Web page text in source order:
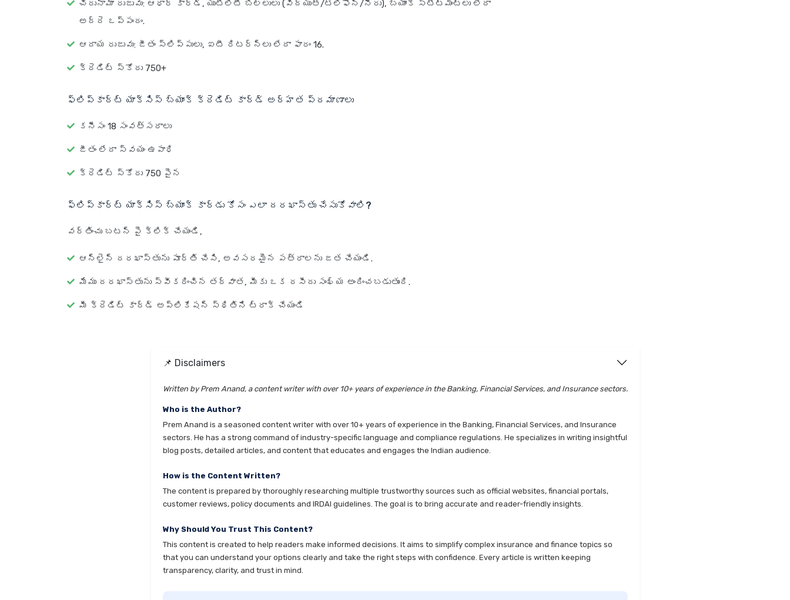
చిరునామా రుజువు: ఆధార్ కార్డ్, యుటిలిటీ బిల్లులు (విద్యుత్/టెలిఫోన్/నీరు), బ్యాంక్ స్టేట్‌మెంట్‌లు లేదా
అద్దె ఒప్పందం.
ఆదాయ రుజువు: జీతం స్లిప్పులు, ఐటీ రిటర్న్‌లు లేదా ఫారం 16.
క్రెడిట్ స్కోరు 750+
ఫ్లిప్‌కార్ట్ యాక్సిస్ బ్యాంక్ క్రెడిట్ కార్డ్ అర్హత ప్రమాణాలు
కనీసం 18 సంవత్సరాలు
జీతం లేదా స్వయం ఉపాధి
క్రెడిట్ స్కోరు 750 పైన
ఫ్లిప్‌కార్ట్ యాక్సిస్ బ్యాంక్ కార్డు కోసం ఎలా దరఖాస్తు చేసుకోవాలి?
వర్తించు బటన్ పై క్లిక్ చేయండి,
ఆన్‌లైన్ దరఖాస్తును పూర్తి చేసి, అవసరమైన పత్రాలను జత చేయండి.
మేము దరఖాస్తును స్వీకరించిన తర్వాత, మీకు ఒక రసీదు సంఖ్య అందించబడుతుంది.
మీ క్రెడిట్ కార్డ్ అప్లికేషన్ స్థితిని ట్రాక్ చేయండి
📌 Disclaimers
Written by Prem Anand, a content writer with over 10+ years of experience in the Banking, Financial Services, and Insurance sectors.
Who is the Author?
Prem Anand is a seasoned content writer with over 10+ years of experience in the Banking, Financial Services, and Insurance
sectors. He has a strong command of industry-specific language and compliance regulations. He specializes in writing insightful
blog posts, detailed articles, and content that educates and engages the Indian audience.
How is the Content Written?
The content is prepared by thoroughly researching multiple trustworthy sources such as official websites, financial portals,
customer reviews, policy documents and IRDAI guidelines. The goal is to bring accurate and reader-friendly insights.
Why Should You Trust This Content?
This content is created to help readers make informed decisions. It aims to simplify complex insurance and finance topics so
that you can understand your options clearly and take the right steps with confidence. Every article is written keeping
transparency, clarity, and trust in mind.